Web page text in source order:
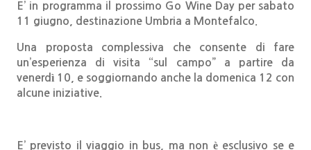
E’ in programma il prossimo Go Wine Day per sabato
11 giugno, destinazione Umbria a Montefalco.
Una proposta complessiva che consente di fare
un’esperienza di visita “sul campo” a partire da
venerdì 10, e soggiornando anche la domenica 12 con
alcune iniziative.
E’ previsto il viaggio in bus, ma non è esclusivo se e